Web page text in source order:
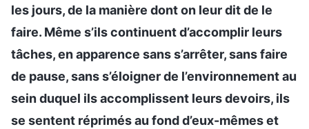
les jours, de la manière dont on leur dit de le
faire. Même s’ils continuent d’accomplir leurs
tâches, en apparence sans s’arrêter, sans faire
de pause, sans s’éloigner de l’environnement au
sein duquel ils accomplissent leurs devoirs, ils
se sentent réprimés au fond d’eux-mêmes et